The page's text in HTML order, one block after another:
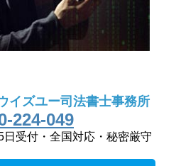
イズユー司法書士事務所
224-049
受付・全国対応・秘密厳守